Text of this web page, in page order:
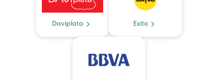
Daviplata Exito